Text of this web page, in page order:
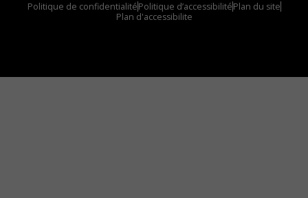
Politique de confidentialitéPolitique d’accessibilitéPlan du site
Plan d'accessibilite